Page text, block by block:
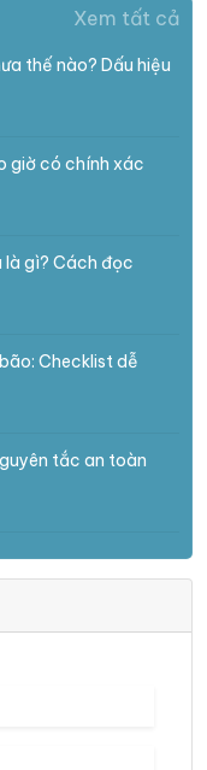
Xem tất cả
thế nào? Dấu hiệu
giờ có chính xác
là gì? Cách đọc
Checklist dễ
tắc an toàn